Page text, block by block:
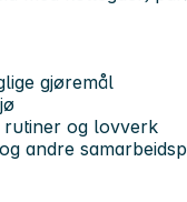
gjøremål
rutiner og lovverk
andre